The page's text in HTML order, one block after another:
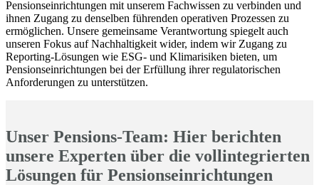
Pensionseinrichtungen mit unserem Fachwissen zu verbinden und
ihnen Zugang zu denselben führenden operativen Prozessen zu
ermöglichen. Unsere gemeinsame Verantwortung spiegelt auch
unseren Fokus auf Nachhaltigkeit wider, indem wir Zugang zu
Reporting-Lösungen wie ESG- und Klimarisiken bieten, um
Pensionseinrichtungen bei der Erfüllung ihrer regulatorischen
Anforderungen zu unterstützen.
Unser Pensions-Team: Hier berichten
unsere Experten über die vollintegrierten
Lösungen für Pensionseinrichtungen